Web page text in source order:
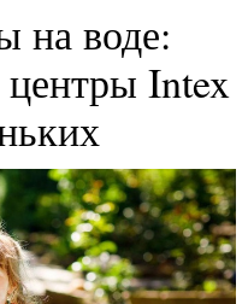
на воде:
Intex